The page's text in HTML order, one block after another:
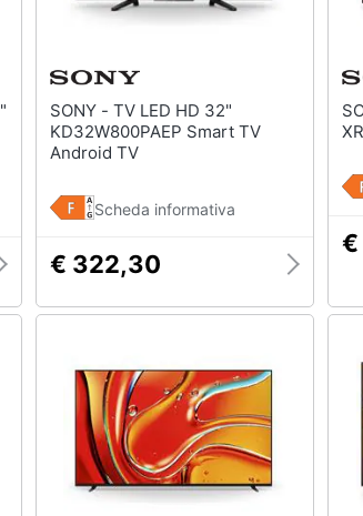
SONY - TV LED HD 32"
KD32W800PAEP Smart TV
Android TV
Scheda informativa
€ 322,30
SONY -
€